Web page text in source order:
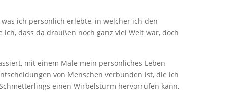
ich persönlich erlebte, in welcher ich den
dass da draußen noch ganz viel Welt war, doch
mit einem Male mein persönliches Leben
von Menschen verbunden ist, die ich
einen Wirbelsturm hervorrufen kann,